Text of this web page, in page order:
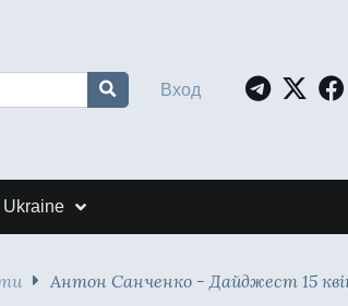
Вход
Ukraine
Антон Санченко - Дайджест 15